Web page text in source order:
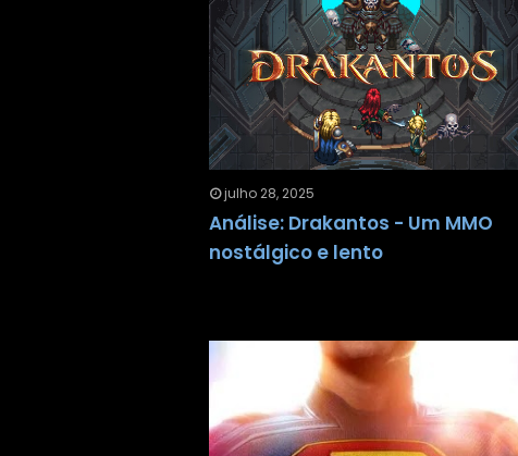
julho 28, 2025
Análise: Drakantos - Um MMO
nostálgico e lento